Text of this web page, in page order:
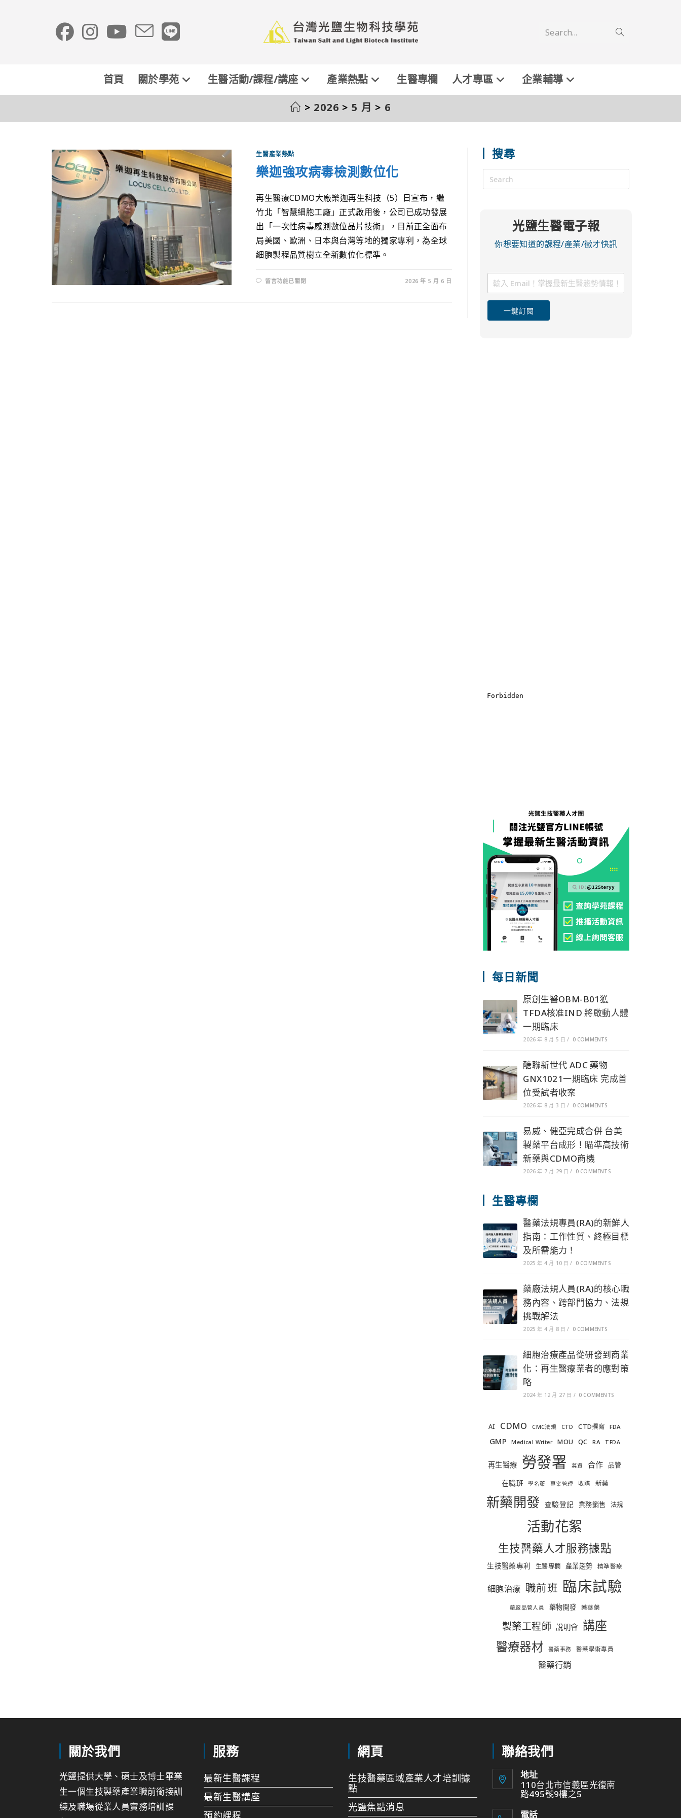
Search...
首頁 關於學苑 生醫活動/課程/講座 產業熱點 生醫專欄 人才專區 企業輔導
> 2026 > 5 月 > 6
生醫產業熱點
樂迦強攻病毒檢測數位化
再生醫療CDMO大廠樂迦再生科技（5）日宣布，繼
竹北「智慧細胞工廠」正式啟用後，公司已成功發展
出「一次性病毒感測數位晶片技術」，目前正全面布
局美國、歐洲、日本與台灣等地的獨家專利，為全球
細胞製程品質樹立全新數位化標準。
留言功能已關閉 2026 年 5 月 6 日
搜尋
光鹽生醫電子報
你想要知道的課程/產業/徵才快訊
一鍵訂閱
每日新聞
原創生醫OBM-B01獲
TFDA核准IND 將啟動人體
一期臨床
2026 年 8 月 5 日 / 0 COMMENTS
醣聯新世代 ADC 藥物
GNX1021一期臨床 完成首
位受試者收案
2026 年 8 月 3 日 / 0 COMMENTS
易威、健亞完成合併 台美
製藥平台成形！瞄準高技術
新藥與CDMO商機
2026 年 7 月 29 日 / 0 COMMENTS
生醫專欄
醫藥法規專員(RA)的新鮮人
指南：工作性質、終極目標
及所需能力！
2025 年 4 月 10 日 / 0 COMMENTS
藥廠法規人員(RA)的核心職
務內容、跨部門協力、法規
挑戰解法
2025 年 4 月 8 日 / 0 COMMENTS
細胞治療產品從研發到商業
化：再生醫療業者的應對策
略
2024 年 12 月 27 日 / 0 COMMENTS
AI CDMO CMC法規 CTD CTD撰寫 FDA
GMP Medical Writer MOU QC RA TFDA
再生醫療 勞發署 募資 合作 品管
在職班 學名藥 專案管理 收購 新藥
新藥開發 查驗登記 業務銷售 法規
活動花絮
生技醫藥人才服務據點
生技醫藥專利 生醫專欄 產業趨勢 精準醫療
細胞治療 職前班 臨床試驗
藥廠品管人員 藥物開發 藥華藥
製藥工程師 說明會 講座
醫療器材 醫藥事務 醫藥學術專員
醫藥行銷
關於我們
光鹽提供大學、碩士及博士畢業
生一個生技製藥產業職前銜接訓
練及職場從業人員實務培訓課
服務
最新生醫課程
最新生醫講座
預約課程
網頁
生技醫藥區域產業人才培訓據
點
光鹽焦點消息
聯絡我們
地址
110台北市信義區光復南
路495號9樓之5
電話